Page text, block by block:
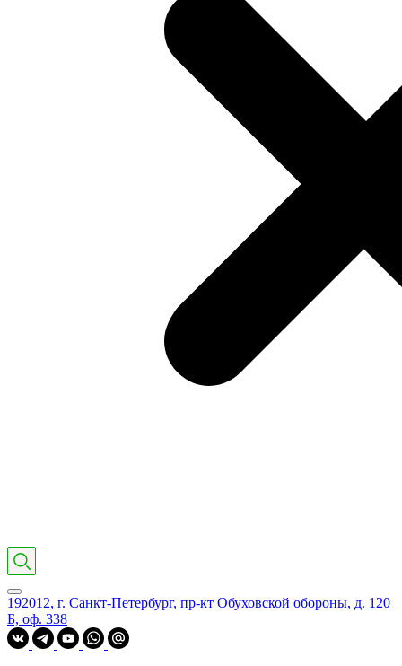
192012, г. Санкт-Петербург, пр-кт Обуховской обороны, д. 120
Б, оф. 338